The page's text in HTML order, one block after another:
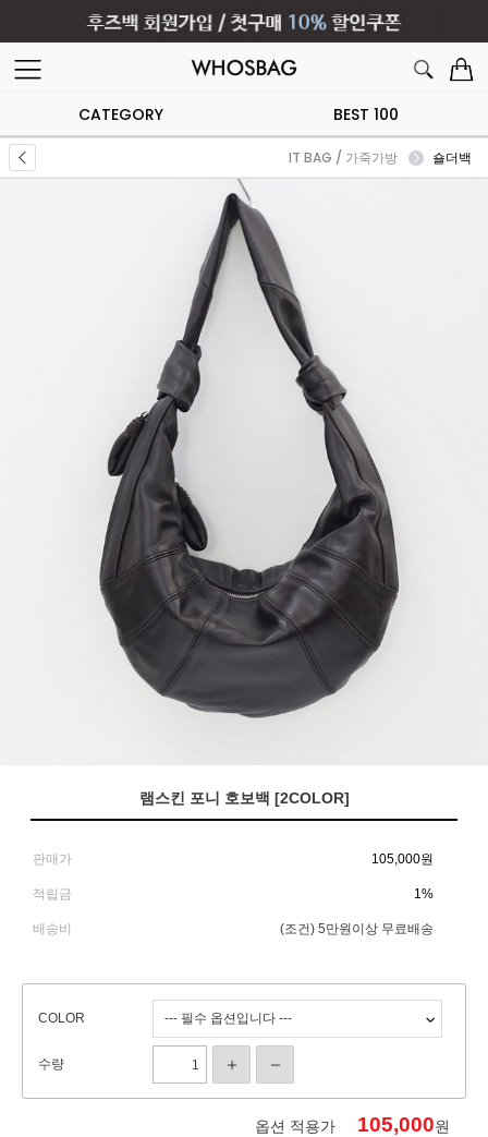
CATEGORY BEST 100
IT BAG / 가죽가방 숄더백
램스킨 포니 호보백 [2COLOR]
판매가 105,000원
적립금 1%
배송비 (조건) 5만원이상 무료배송
COLOR
수량
옵션 적용가 105,000원